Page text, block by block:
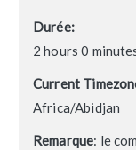
Durée:
2 hours 0
Current
Africa/Abidjan
Remarque: le